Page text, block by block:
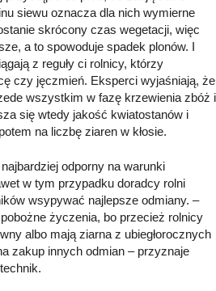
siewu oznacza dla nich wymierne
skrócony czas wegetacji, więc
a to spowoduje spadek plonów. I
z reguły ci rolnicy, którzy
czy jęczmień. Eksperci wyjaśniają, że
wszystkim w fazę krzewienia zbóż i
się wtedy jakość kwiatostanów i
na liczbę ziaren w kłosie.
odporny na warunki
w tym przypadku doradcy rolni
wsypywać najlepsze odmiany. –
życzenia, bo przecież rolnicy
albo mają ziarna z ubiegłorocznych
zakup innych odmian – przyznaje